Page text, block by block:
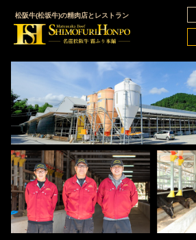
松阪牛(松坂牛)の精肉店とレストラン